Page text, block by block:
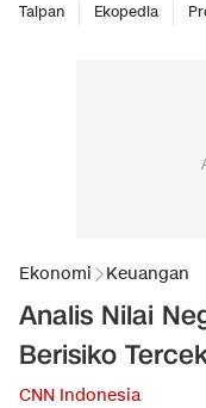
Taipan Ekopedia
Ekonomi Keuangan
Analis Nilai
Berisiko
CNN Indonesia